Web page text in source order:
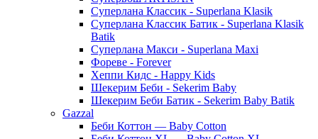
Суперлана Классик - Superlana Klasik
Суперлана Классик Батик - Superlana Klasik
Batik
Суперлана Макси - Superlana Maxi
Фореве - Forever
Хеппи Кидс - Happy Kids
Шекерим Беби - Sekerim Baby
Шекерим Беби Батик - Sekerim Baby Batik
Gazzal
Беби Коттон — Baby Cotton